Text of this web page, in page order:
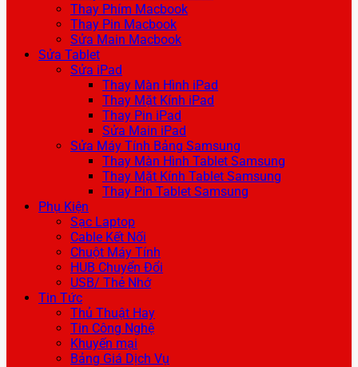
Thay Phím Macbook
Thay Pin Macbook
Sửa Main Macbook
Sửa Tablet
Sửa iPad
Thay Màn Hình iPad
Thay Mặt Kính iPad
Thay Pin iPad
Sửa Main iPad
Sửa Máy Tính Bảng Samsung
Thay Màn Hình Tablet Samsung
Thay Mặt Kính Tablet Samsung
Thay Pin Tablet Samsung
Phụ Kiện
Sạc Laptop
Cable Kết Nối
Chuột Máy Tính
HUB Chuyển Đổi
USB/ Thẻ Nhớ
Tin Tức
Thủ Thuật Hay
Tin Công Nghệ
Khuyến mại
Bảng Giá Dịch Vụ